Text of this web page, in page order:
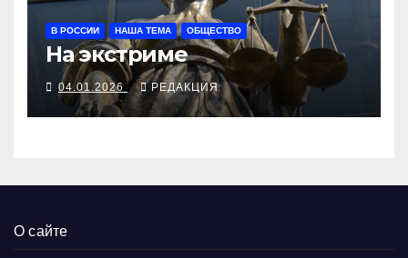
В РОССИИ НАША ТЕМА ОБЩЕСТВО
На экстриме
04.01.2026 РЕДАКЦИЯ
О сайте